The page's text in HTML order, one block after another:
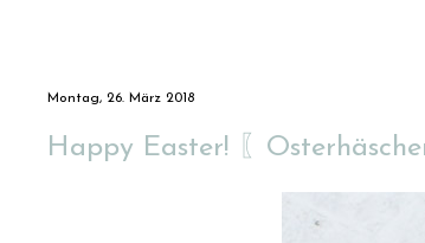
Montag, 26. März 2018
Happy Easter! 〖